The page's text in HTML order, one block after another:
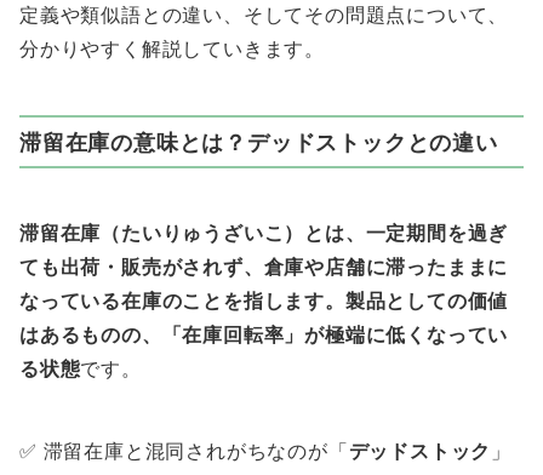
定義や類似語との違い、そしてその問題点について、
分かりやすく解説していきます。
滞留在庫の意味とは？デッドストックとの違い
滞留在庫（たいりゅうざいこ）とは、一定期間を過ぎ
ても出荷・販売がされず、倉庫や店舗に滞ったままに
なっている在庫のことを指します。製品としての価値
はあるものの、「在庫回転率」が極端に低くなってい
る状態です。
✅ 滞留在庫と混同されがちなのが「 デッドストック 」